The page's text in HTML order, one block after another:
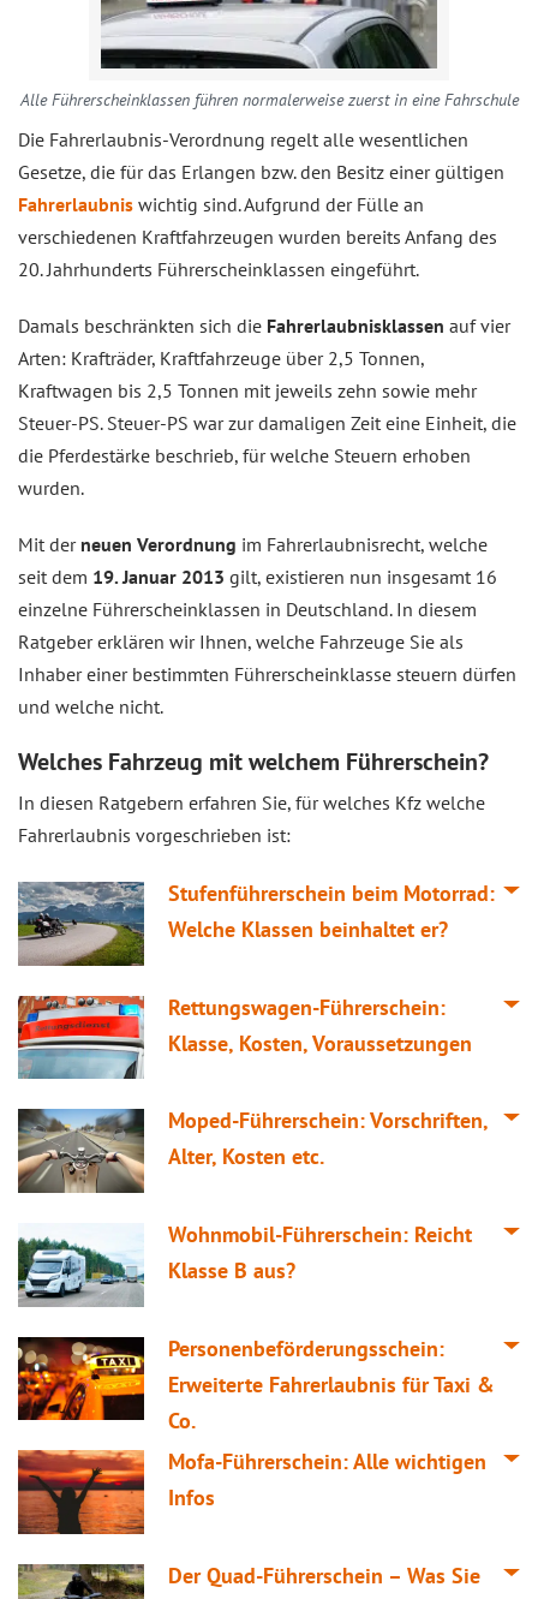
Alle Führerscheinklassen führen normalerweise zuerst in eine Fahrschule
Die Fahrerlaubnis-Verordnung regelt alle wesentlichen
Gesetze, die für das Erlangen bzw. den Besitz einer gültigen
Fahrerlaubnis wichtig sind. Aufgrund der Fülle an
verschiedenen Kraftfahrzeugen wurden bereits Anfang des
20. Jahrhunderts Führerscheinklassen eingeführt.
Damals beschränkten sich die Fahrerlaubnisklassen auf vier
Arten: Krafträder, Kraftfahrzeuge über 2,5 Tonnen,
Kraftwagen bis 2,5 Tonnen mit jeweils zehn sowie mehr
Steuer-PS. Steuer-PS war zur damaligen Zeit eine Einheit, die
die Pferdestärke beschrieb, für welche Steuern erhoben
wurden.
Mit der neuen Verordnung im Fahrerlaubnisrecht, welche
seit dem 19. Januar 2013 gilt, existieren nun insgesamt 16
einzelne Führerscheinklassen in Deutschland. In diesem
Ratgeber erklären wir Ihnen, welche Fahrzeuge Sie als
Inhaber einer bestimmten Führerscheinklasse steuern dürfen
und welche nicht.
Welches Fahrzeug mit welchem Führerschein?
In diesen Ratgebern erfahren Sie, für welches Kfz welche
Fahrerlaubnis vorgeschrieben ist:
Stufenführerschein beim Motorrad:
Welche Klassen beinhaltet er?
Rettungswagen-Führerschein:
Klasse, Kosten, Voraussetzungen
Moped-Führerschein: Vorschriften,
Alter, Kosten etc.
Wohnmobil-Führerschein: Reicht
Klasse B aus?
Personenbeförderungsschein:
Erweiterte Fahrerlaubnis für Taxi &
Co.
Mofa-Führerschein: Alle wichtigen
Infos
Der Quad-Führerschein – Was Sie